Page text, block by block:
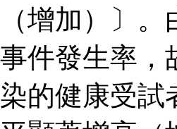
（增加）〕
事件發生率，
染的健康受試